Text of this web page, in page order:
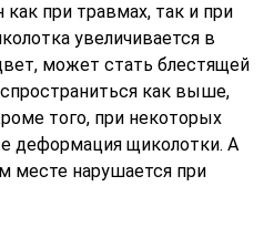
как при травмах, так и при
увеличивается в
может стать блестящей
как выше,
того, при некоторых
деформация щиколотки. А
месте нарушается при